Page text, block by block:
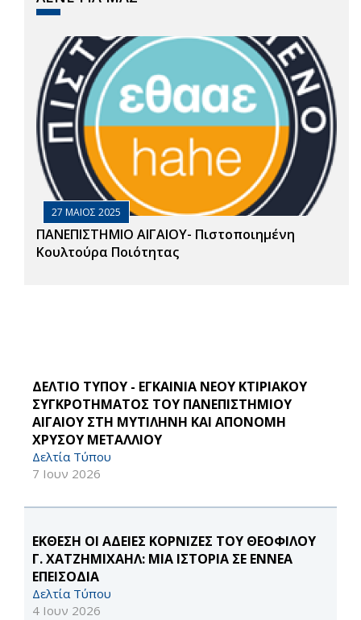
27 ΜΑΙΟΣ 2025
ΠΑΝΕΠΙΣΤΗΜΙΟ ΑΙΓΑΙΟΥ- Πιστοποιημένη
Κουλτούρα Ποιότητας
ΔΕΛΤΙΟ ΤΥΠΟΥ - ΕΓΚΑΙΝΙΑ ΝΕΟΥ ΚΤΙΡΙΑΚΟΥ
ΣΥΓΚΡΟΤΗΜΑΤΟΣ ΤΟΥ ΠΑΝΕΠΙΣΤΗΜΙΟΥ
ΑΙΓΑΙΟΥ ΣΤΗ ΜΥΤΙΛΗΝΗ ΚΑΙ ΑΠΟΝΟΜΗ
ΧΡΥΣΟΥ ΜΕΤΑΛΛΙΟΥ
Δελτία Τύπου
7 Ιουν 2026
ΕΚΘΕΣΗ ΟΙ ΑΔΕΙΕΣ ΚΟΡΝΙΖΕΣ ΤΟΥ ΘΕΟΦΙΛΟΥ
Γ. ΧΑΤΖΗΜΙΧΑΗΛ: ΜΙΑ ΙΣΤΟΡΙΑ ΣΕ ΕΝΝΕΑ
ΕΠΕΙΣΟΔΙΑ
Δελτία Τύπου
4 Ιουν 2026